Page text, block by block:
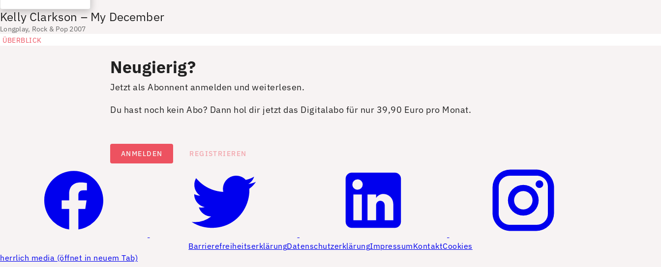
Kelly Clarkson – My December
Longplay, Rock & Pop 2007
ÜBERBLICK
Neugierig?
Jetzt als Abonnent anmelden und weiterlesen.
Du hast noch kein Abo? Dann hol dir jetzt das Digitalabo für nur 39,90 Euro pro Monat.
ANMELDEN REGISTRIEREN
BarrierefreiheitserklärungDatenschutzerklärungImpressumKontaktCookies
herrlich media (öffnet in neuem Tab)